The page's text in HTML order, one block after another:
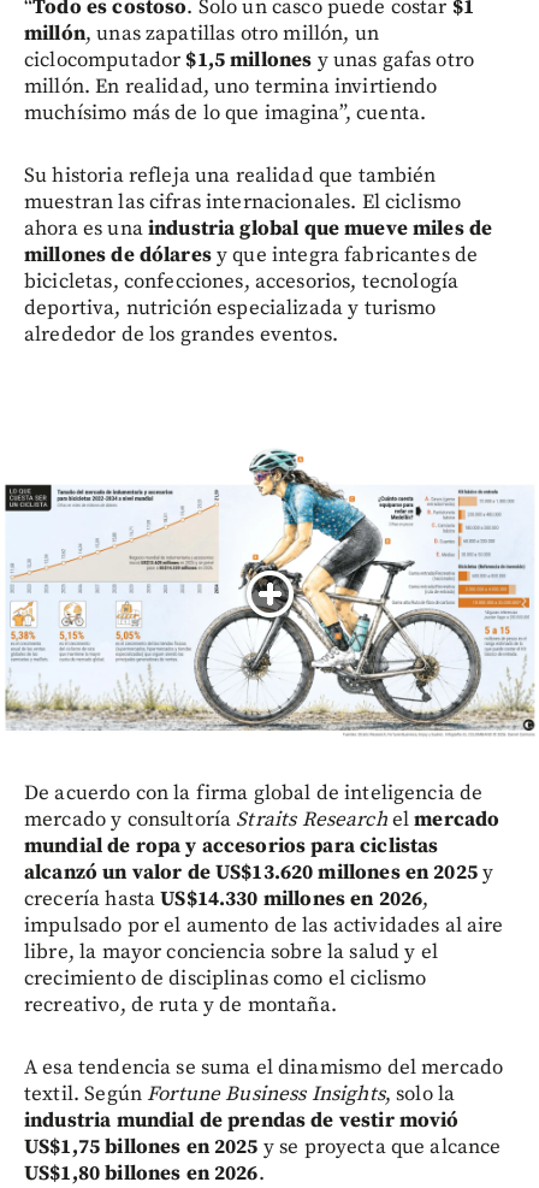
“Todo es costoso. Solo un casco puede costar $1
millón, unas zapatillas otro millón, un
ciclocomputador $1,5 millones y unas gafas otro
millón. En realidad, uno termina invirtiendo
muchísimo más de lo que imagina”, cuenta.
Su historia refleja una realidad que también
muestran las cifras internacionales. El ciclismo
ahora es unaindustria global que mueve miles de
millones de dólaresy que integra fabricantes de
bicicletas, confecciones, accesorios, tecnología
deportiva, nutrición especializada y turismo
alrededor de los grandes eventos.
De acuerdo con la firma global de inteligencia de
mercado y consultoría Straits Researchelmercado
mundial de ropa y accesorios para ciclistas
alcanzó un valor de US$13.620 millones en 2025y
crecería hastaUS$14.330 millones en 2026,
impulsado por el aumento de las actividades al aire
libre, la mayor conciencia sobre la salud y el
crecimiento de disciplinas como el ciclismo
recreativo, de ruta y de montaña.
A esa tendencia se suma el dinamismo del mercado
textil. SegúnFortune Business Insights, solo la
industria mundial de prendas de vestir movió
US$1,75 billones en 2025 y se proyecta que alcance
US$1,80 billones en 2026.